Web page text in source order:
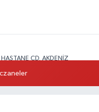
HASTANE CD. AKDENİZ